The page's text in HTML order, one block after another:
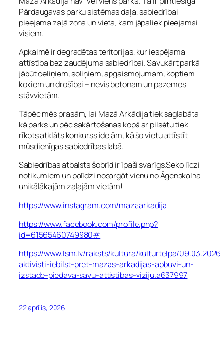
Pārdaugavas parku sistēmas daļa, sabiedrībai
pieejama zaļā zona un vieta, kam jāpaliek pieejamai
visiem.
Apkaimē ir degradētas teritorijas, kur iespējama
attīstība bez zaudējuma sabiedrībai. Savukārt parkā
jābūt celiņiem, soliņiem, apgaismojumam, koptiem
kokiem un drošībai – nevis betonam un pazemes
stāvvietām.
Tāpēc mēs prasām, lai Mazā Arkādija tiek saglabāta
kā parks un pēc sakārtošanas kopā ar pilsētu tiek
rīkots atklāts konkurss idejām, kā šo vietu attīstīt
mūsdienīgas sabiedrības labā.
Sabiedrības atbalsts šobrīd ir īpaši svarīgs.Seko līdzi
notikumiem un palīdzi nosargāt vienu no Āgenskalna
unikālākajām zaļajām vietām!
https://www.instagram.com/mazaarkadija
https://www.facebook.com/profile.php?
id=61565460749980#
https://www.lsm.lv/raksts/kultura/kulturtelpa/
aktivisti-iebilst-pret-mazas-arkadijas-apbuvi-un-
izstade-piedava-savu-attistibas-viziju.a637997
22 aprīlis, 2026